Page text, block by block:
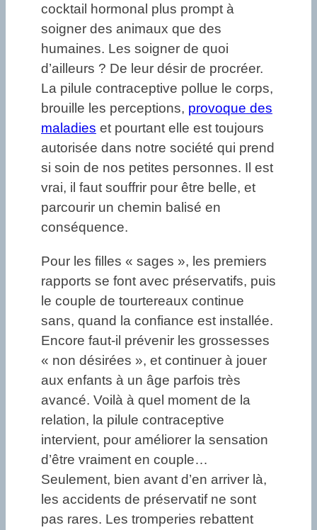
cocktail hormonal plus prompt à
soigner des animaux que des
humaines. Les soigner de quoi
d’ailleurs ? De leur désir de procréer.
La pilule contraceptive pollue le corps,
brouille les perceptions, provoque des
maladies et pourtant elle est toujours
autorisée dans notre société qui prend
si soin de nos petites personnes. Il est
vrai, il faut souffrir pour être belle, et
parcourir un chemin balisé en
conséquence.
Pour les filles « sages », les premiers
rapports se font avec préservatifs, puis
le couple de tourtereaux continue
sans, quand la confiance est installée.
Encore faut-il prévenir les grossesses
« non désirées », et continuer à jouer
aux enfants à un âge parfois très
avancé. Voilà à quel moment de la
relation, la pilule contraceptive
intervient, pour améliorer la sensation
d’être vraiment en couple…
Seulement, bien avant d’en arriver là,
les accidents de préservatif ne sont
pas rares. Les tromperies rebattent